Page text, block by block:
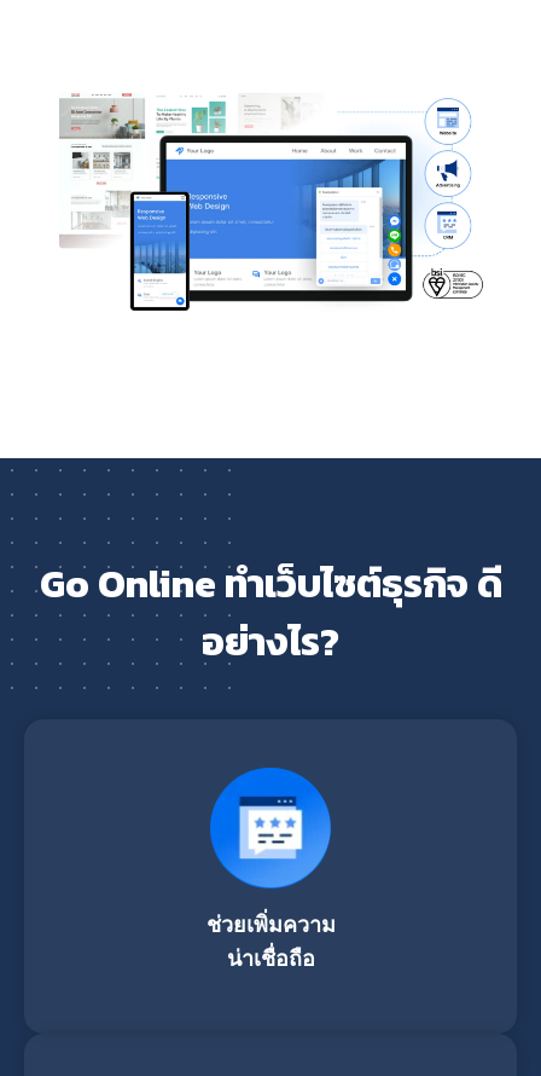
Go Online ทำเว็บไซต์ธุรกิจ ดี
อย่างไร?
ช่วยเพิ่มความ
น่าเชื่อถือ